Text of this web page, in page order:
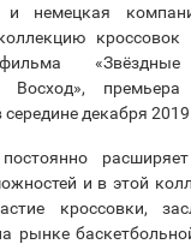
немецкая
Восход», премьера
середине декабря
и в этой
кроссовки,
рынке